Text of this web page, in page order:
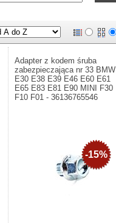
Adapter z kodem śruba
zabezpieczająca nr 33 BMW
E30 E38 E39 E46 E60 E61
E65 E83 E81 E90 MINI F30
F10 F01 - 36136765546
-15%